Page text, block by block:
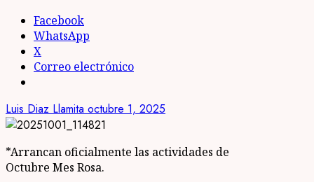
Facebook
WhatsApp
X
Correo electrónico
Luis Diaz Llamita octubre 1, 2025
*Arrancan oficialmente las actividades de
Octubre Mes Rosa.